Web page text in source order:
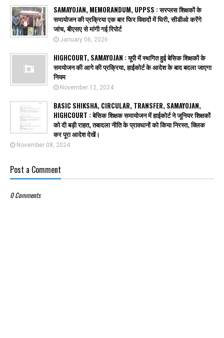
SAMAYOJAN, MEMORANDUM, UPPSS : सरप्लस शिक्षकों के
समायोजन की प्रक्रिया एक बार फिर विवादों में घिरी, सीडीओ करेंगे
जांच, बीएसए से मांगी गई रिपोर्ट
January 06, 2026
HIGHCOURT, SAMAYOJAN : यूपी में स्थगित हुई बेसिक शिक्षकों के
समयोजन की आगे की प्रक्रिया, हाईकोर्ट के आदेश के बाद बदला जाएगा
नियम
November 12, 2024
BASIC SHIKSHA, CIRCULAR, TRANSFER, SAMAYOJAN,
HIGHCOURT : बेसिक शिक्षक समायोजन में हाईकोर्ट ने जूनियर शिक्षकों
को दी बड़ी राहत, तबादला नीति के प्रावधानों को किया निरस्त, क्लिक
कर पूरा आदेश देखें।
November 08, 2024
Post a Comment
0 Comments